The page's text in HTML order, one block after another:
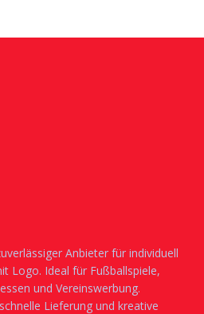
Anbieter für individuell
Logo. Ideal für Fußballspiele,
und Vereinswerbung.
Lieferung und kreative